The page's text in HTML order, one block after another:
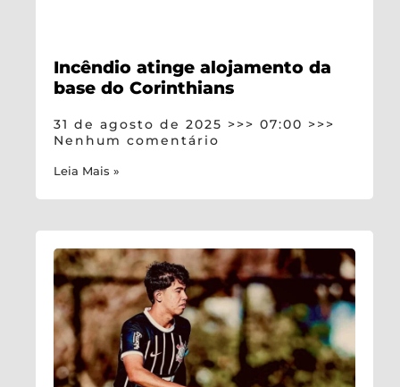
Incêndio atinge alojamento da
base do Corinthians
31 de agosto de 2025
07:00
Nenhum comentário
Leia Mais »